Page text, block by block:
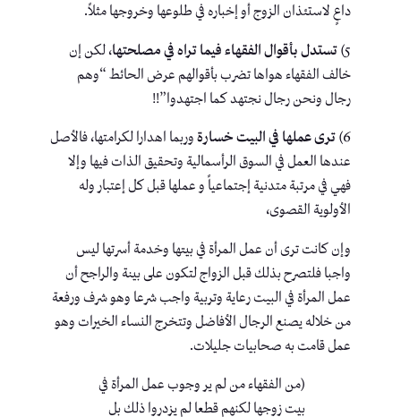
داعٍ لاستئذان الزوج أو إخباره في طلوعها وخروجها مثلاً.
5) تستدل بأقوال الفقهاء فيما تراه في مصلحتها، لكن إن
خالف الفقهاء هواها تضرب بأقوالهم عرض الحائط “وهم
رجال ونحن رجال نجتهد كما اجتهدوا”!!
6) ترى عملها في البيت خسارة وربما اهدارا لكرامتها، فالأصل
عندها العمل في السوق الرأسمالية وتحقيق الذات فيها وإلا
فهي في مرتبة متدنية إجتماعياً و عملها قبل كل إعتبار وله
الأولوية القصوى،
وإن كانت ترى أن عمل المرأة في بيتها وخدمة أسرتها ليس
واجبا فلتصرح بذلك قبل الزواج لتكون على بينة والراجح أن
عمل المرأة في البيت رعاية وتربية واجب شرعا وهو شرف ورفعة
من خلاله يصنع الرجال الأفاضل وتتخرج النساء الخيرات وهو
عمل قامت به صحابيات جليلات.
(من الفقهاء من لم ير وجوب عمل المرأة في
بيت زوجها لكنهم قطعا لم يزدروا ذلك بل